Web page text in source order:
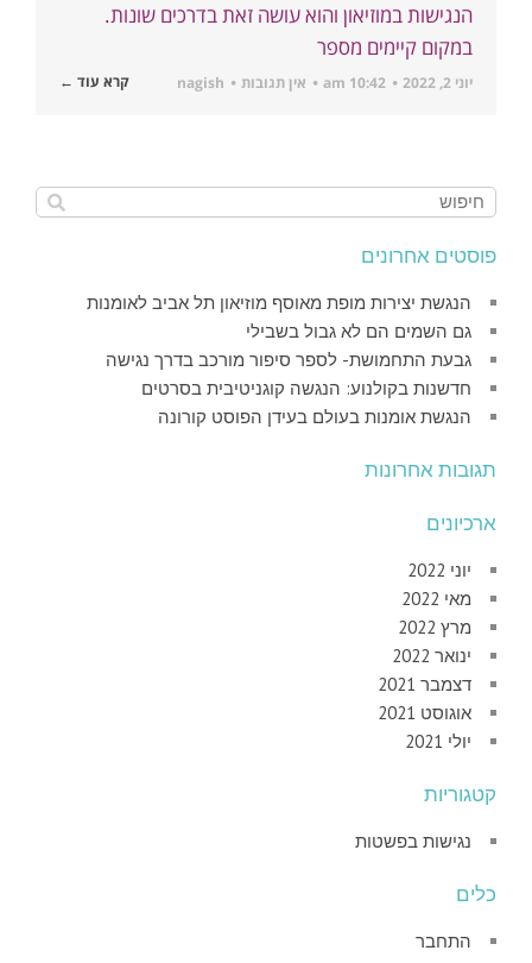
הנגישות במוזיאון והוא עושה זאת בדרכים שונות.
במקום קיימים מספר
יוני 2, 2022 10:42 am אין תגובות nagish קרא עוד ←
פוסטים אחרונים
הנגשת יצירות מופת מאוסף מוזיאון תל אביב לאומנות
גם השמים הם לא גבול בשבילי
גבעת התחמושת- לספר סיפור מורכב בדרך נגישה
חדשנות בקולנוע: הנגשה קוגניטיבית בסרטים
הנגשת אומנות בעולם בעידן הפוסט קורונה
תגובות אחרונות
ארכיונים
יוני 2022
מאי 2022
מרץ 2022
ינואר 2022
דצמבר 2021
אוגוסט 2021
יולי 2021
קטגוריות
נגישות בפשטות
כלים
התחבר